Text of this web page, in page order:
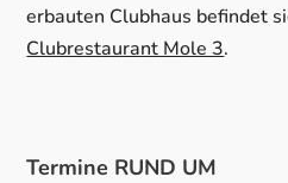
erbauten Clubhaus befindet
Clubrestaurant Mole 3.
Termine RUND UM